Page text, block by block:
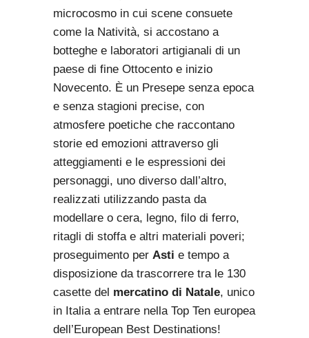
microcosmo in cui scene consuete
come la Natività, si accostano a
botteghe e laboratori artigianali di un
paese di fine Ottocento e inizio
Novecento. È un Presepe senza epoca
e senza stagioni precise, con
atmosfere poetiche che raccontano
storie ed emozioni attraverso gli
atteggiamenti e le espressioni dei
personaggi, uno diverso dall’altro,
realizzati utilizzando pasta da
modellare o cera, legno, filo di ferro,
ritagli di stoffa e altri materiali poveri;
proseguimento per Asti e tempo a
disposizione da trascorrere tra le 130
casette del mercatino di Natale, unico
in Italia a entrare nella Top Ten europea
dell’European Best Destinations!